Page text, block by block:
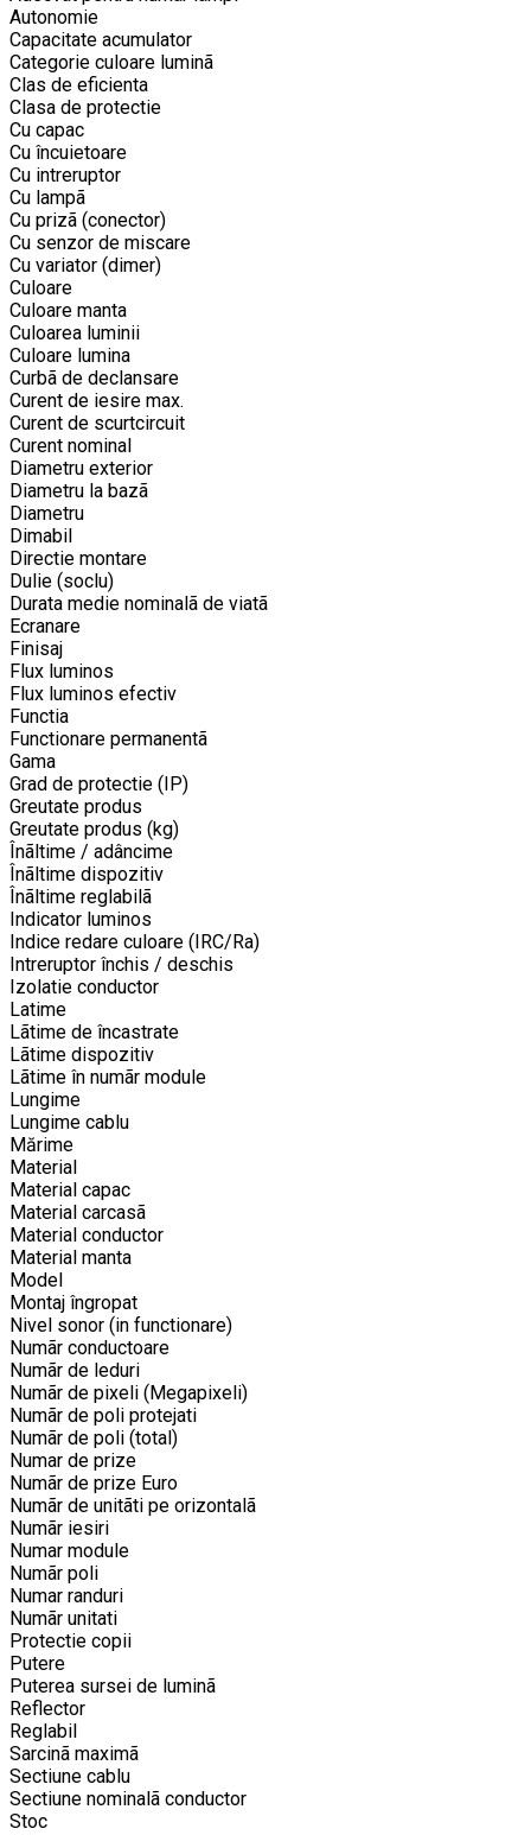
Autonomie
Capacitate acumulator
Categorie culoare luminã
Clas de eficienta
Clasa de protectie
Cu capac
Cu încuietoare
Cu intreruptor
Cu lampã
Cu prizã (conector)
Cu senzor de miscare
Cu variator (dimer)
Culoare
Culoare manta
Culoarea luminii
Culoare lumina
Curbã de declansare
Curent de iesire max.
Curent de scurtcircuit
Curent nominal
Diametru exterior
Diametru la bazã
Diametru
Dimabil
Directie montare
Dulie (soclu)
Durata medie nominalã de viatã
Ecranare
Finisaj
Flux luminos
Flux luminos efectiv
Functia
Functionare permanentã
Gama
Grad de protectie (IP)
Greutate produs
Greutate produs (kg)
Înãltime / adâncime
Înãltime dispozitiv
Înãltime reglabilã
Indicator luminos
Indice redare culoare (IRC/Ra)
Intreruptor închis / deschis
Izolatie conductor
Latime
Lãtime de încastrate
Lãtime dispozitiv
Lãtime în numãr module
Lungime
Lungime cablu
Mărime
Material
Material capac
Material carcasã
Material conductor
Material manta
Model
Montaj îngropat
Nivel sonor (in functionare)
Numãr conductoare
Numãr de leduri
Numãr de pixeli (Megapixeli)
Numãr de poli protejati
Numãr de poli (total)
Numar de prize
Numãr de prize Euro
Numãr de unitãti pe orizontalã
Numãr iesiri
Numar module
Numãr poli
Numar randuri
Numãr unitati
Protectie copii
Putere
Puterea sursei de luminã
Reflector
Reglabil
Sarcinã maximã
Sectiune cablu
Sectiune nominalã conductor
Stoc